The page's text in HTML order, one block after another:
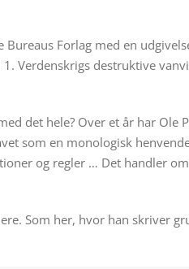
Forlag med en
Verdenskrigs destruktive
det hele? Over et år har Ole
som en monologisk
og regler … Det handler
Som her, hvor han skriver